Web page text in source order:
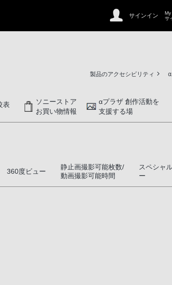
サインイン
サ
製品のアクセシビリティ
表
ソニーストア
お買い物情報
αプラザ 創作活動を
支援する場
360度ビュー
静止画撮影可能枚数/
動画撮影可能時間
スペシャ
ー